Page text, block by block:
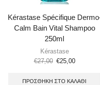
Kérastase Spécifique
Calm Bain Vital Shampoo
250ml
Kérastase
€27,00 €25,00
ΠΡΟΣΘΉΚΗ ΣΤΟ ΚΑΛΆΘΙ